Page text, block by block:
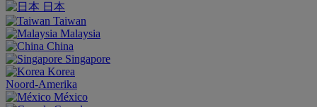
日本
Taiwan
Malaysia
China
Singapore
Korea
Noord-Amerika
México